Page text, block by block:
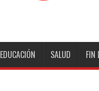
EDUCACIÓN SALUD FIN